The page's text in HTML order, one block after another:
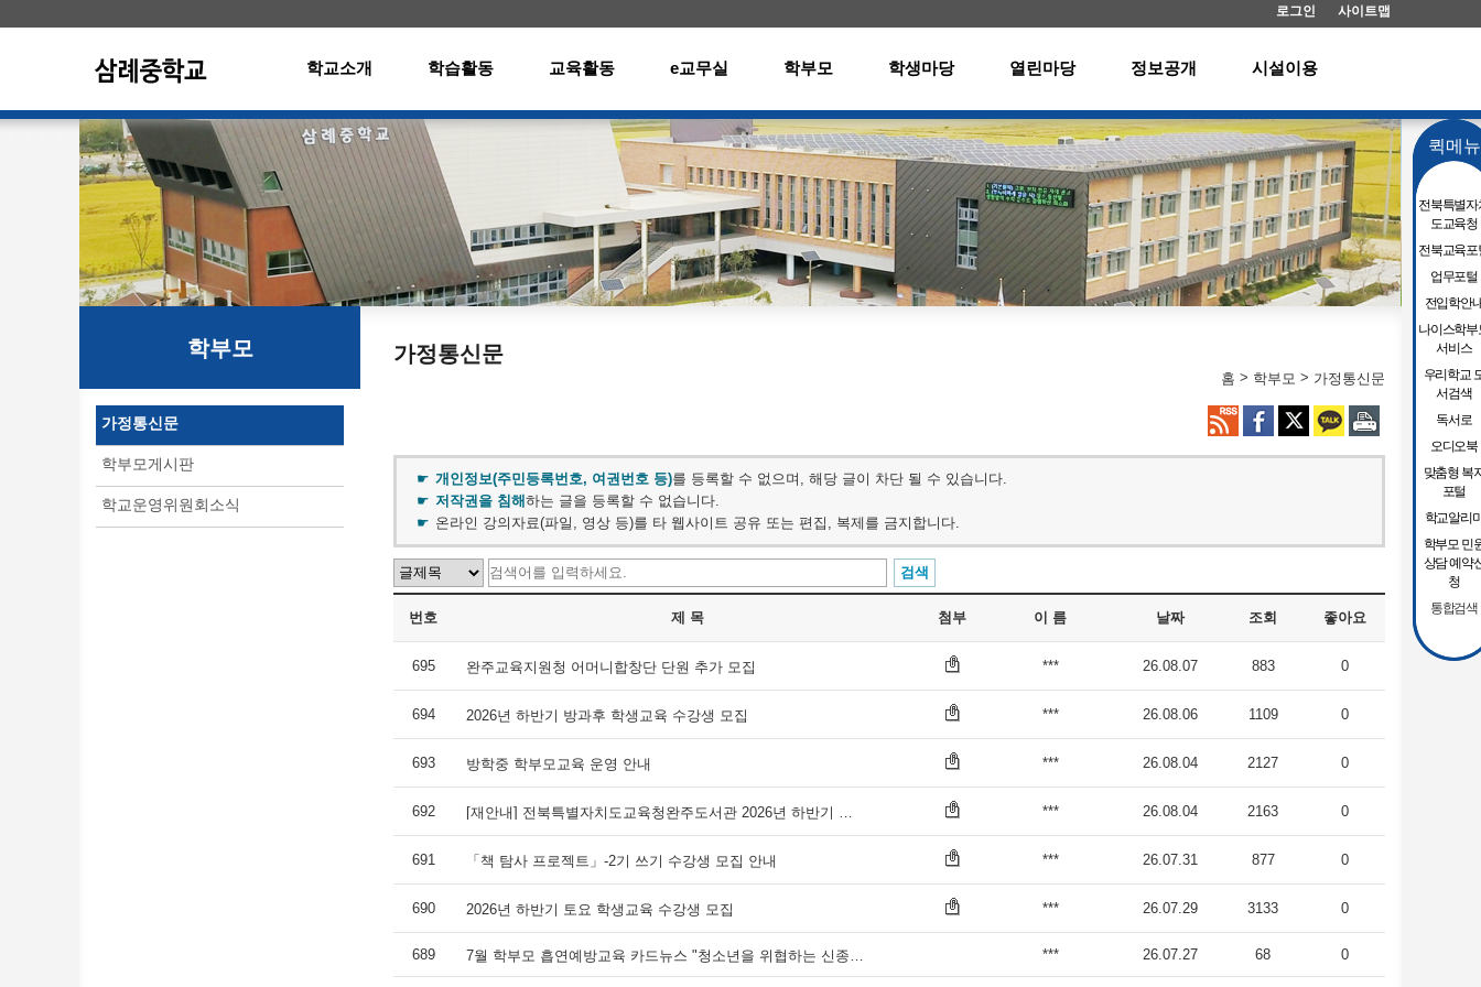
로그인 사이트맵
학교소개 학습활동 교육활동 e교무실 학부모 학생마당 열린마당 정보공개 시설이용
퀵메뉴
전북특별자
도교육청
전북교육포
업무포털
전입학안
나이스학부
서비스
우리학교
서검색
독서로
오디오북
맞춤형 복
포털
학교알리
학부모 민
상담 예약
청
통합검색
학부모
가정통신문
학부모게시판
학교운영위원회소식
가정통신문
홈 > 학부모 > 가정통신문
개인정보(주민등록번호, 여권번호 등)를 등록할 수 없으며, 해당 글이 차단 될 수 있습니다.
저작권을 침해하는 글을 등록할 수 없습니다.
온라인 강의자료(파일, 영상 등)를 타 웹사이트 공유 또는 편집, 복제를 금지합니다.
번호 제 목 첨부 이 름 날짜 조회 좋아요
695 완주교육지원청 어머니합창단 단원 추가 모집 *** 26.08.07 883 0
694 2026년 하반기 방과후 학생교육 수강생 모집 *** 26.08.06 1109 0
693 방학중 학부모교육 운영 안내 *** 26.08.04 2127 0
692 [재안내] 전북특별자치도교육청완주도서관 2026년 하반기 학생 및 학부모교육 수강생 모집 *** 26.08.04 2163 0
691 「책 탐사 프로젝트」-2기 쓰기 수강생 모집 안내 *** 26.07.31 877 0
690 2026년 하반기 토요 학생교육 수강생 모집 *** 26.07.29 3133 0
689 7월 학부모 흡연예방교육 카드뉴스 "청소년을 위협하는 신종 마약류 주의보" *** 26.07.27 68 0